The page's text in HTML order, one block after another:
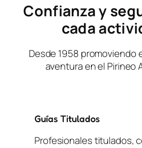
Confianza y
cada
Desde 1958 promoviendo
aventura en el Pirineo
Guías Titulados
Profesionales titulados,